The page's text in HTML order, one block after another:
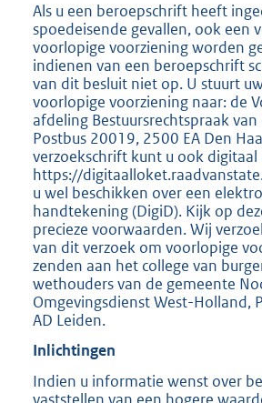
Als u een beroepschrift heeft
spoedeisende gevallen, ook een
voorlopige voorziening worden
indienen van een beroepschrift
van dit besluit niet op. U stuurt
voorlopige voorziening naar: de
afdeling Bestuursrechtspraak van
Postbus 20019, 2500 EA Den
verzoekschrift kunt u ook digitaal
https://
u wel beschikken over een
handtekening (DigiD). Kijk op
precieze voorwaarden. Wij
van dit verzoek om voorlopige
zenden aan het college van
wethouders van de gemeente
Omgevingsdienst West-Holland,
AD Leiden.
Inlichtingen
Indien u informatie wenst over